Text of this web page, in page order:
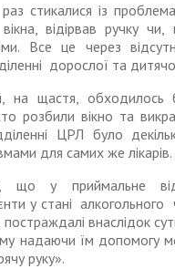
стикалися із
відірвав ручку
Все це через
дорослої та
на щастя,
розбили вікно та
ЦРЛ було
для самих же лікарів.
у приймальне
у стані алкогольного
внаслідок
надаючи їм допомогу
руку».